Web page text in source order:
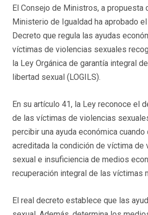
El Consejo de Ministros, a propuesta
Ministerio de Igualdad ha aprobado el
Decreto que regula las ayudas
víctimas de violencias sexuales
la Ley Orgánica de garantía integral
libertad sexual (LOGILS).
En su artículo 41, la Ley reconoce el
de las víctimas de violencias
percibir una ayuda económica cuando
acreditada la condición de víctima de
sexual e insuficiencia de medios
recuperación integral de las víctimas
El real decreto establece que las